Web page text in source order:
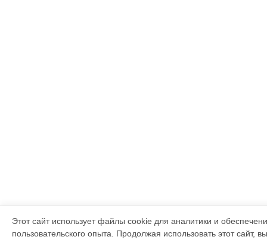
Этот сайт использует файлы cookie для аналитики и
пользовательского опыта. Продолжая использовать этот сайт,